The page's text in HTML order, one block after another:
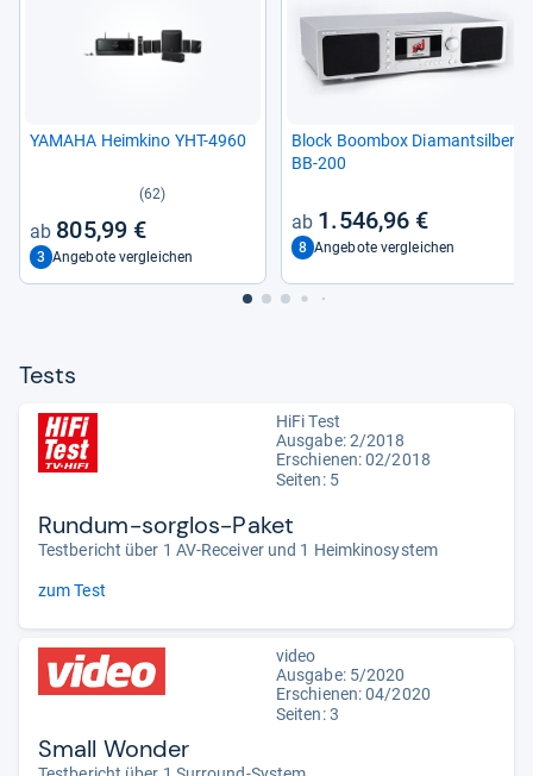
YAMAHA Heim­kino YHT-​4960
(62)
805,99 €
3 Angebote vergleichen
Block Boom­box Dia­mant­sil­ber
BB-​200
1.546,96 €
8 Angebote vergleichen
Tests
HiFi Test
Ausgabe: 2/2018
Erschienen: 02/2018
Seiten: 5
Rundum-sorglos-Paket
Testbericht über 1 AV-Receiver und 1 Heimkinosystem
zum Test
video
Ausgabe: 5/2020
Erschienen: 04/2020
Seiten: 3
Small Wonder